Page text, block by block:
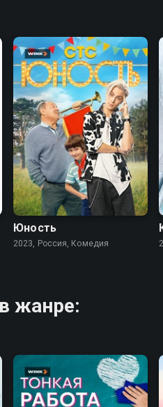
7.8
Юность
2023, Россия, Комедия
жанре: